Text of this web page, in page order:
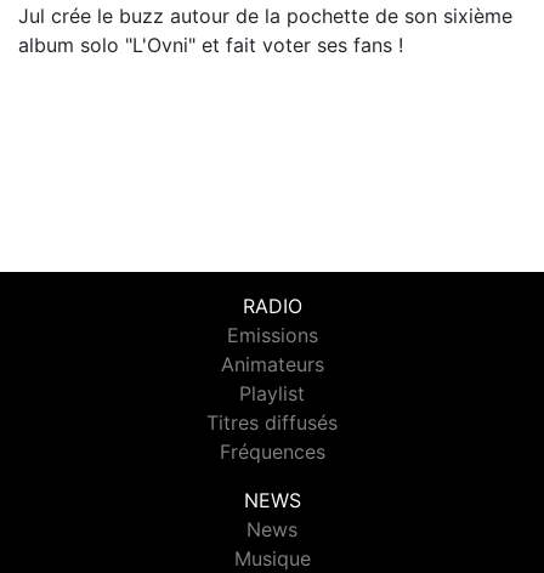
Jul crée le buzz autour de la pochette de son sixième
album solo "L'Ovni" et fait voter ses fans !
RADIO
Emissions
Animateurs
Playlist
Titres diffusés
Fréquences
NEWS
News
Musique